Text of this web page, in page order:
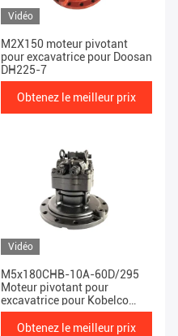
Vidéo
M2X150 moteur pivotant
pour excavatrice pour Doosan
DH225-7
Obtenez le meilleur prix
Vidéo
M5x180CHB-10A-60D/295
Moteur pivotant pour
excavatrice pour Kobelco
SK350-8/330-8
Obtenez le meilleur prix